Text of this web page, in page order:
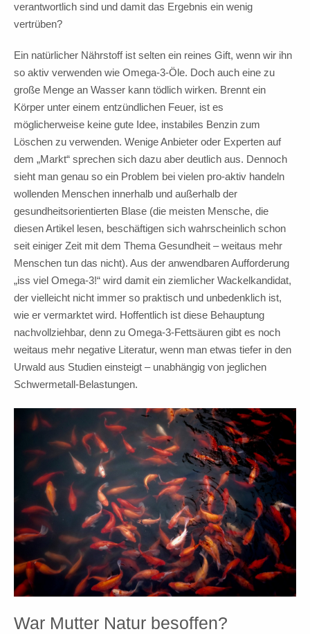
verantwortlich sind und damit das Ergebnis ein wenig
vertrüben?
Ein natürlicher Nährstoff ist selten ein reines Gift, wenn wir ihn
so aktiv verwenden wie Omega-3-Öle. Doch auch eine zu
große Menge an Wasser kann tödlich wirken. Brennt ein
Körper unter einem entzündlichen Feuer, ist es
möglicherweise keine gute Idee, instabiles Benzin zum
Löschen zu verwenden. Wenige Anbieter oder Experten auf
dem „Markt“ sprechen sich dazu aber deutlich aus. Dennoch
sieht man genau so ein Problem bei vielen pro-aktiv handeln
wollenden Menschen innerhalb und außerhalb der
gesundheitsorientierten Blase (die meisten Mensche, die
diesen Artikel lesen, beschäftigen sich wahrscheinlich schon
seit einiger Zeit mit dem Thema Gesundheit – weitaus mehr
Menschen tun das nicht). Aus der anwendbaren Aufforderung
„iss viel Omega-3!“ wird damit ein ziemlicher Wackelkandidat,
der vielleicht nicht immer so praktisch und unbedenklich ist,
wie er vermarktet wird. Hoffentlich ist diese Behauptung
nachvollziehbar, denn zu Omega-3-Fettsäuren gibt es noch
weitaus mehr negative Literatur, wenn man etwas tiefer in den
Urwald aus Studien einsteigt – unabhängig von jeglichen
Schwermetall-Belastungen.
War Mutter Natur besoffen?